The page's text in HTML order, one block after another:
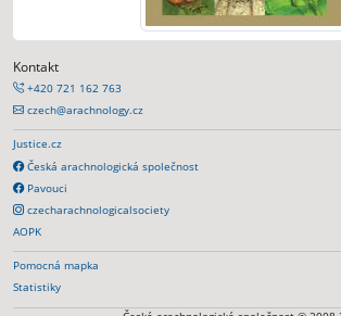
Kontakt
+420 721 162 763
czech@arachnology.cz
Justice.cz
Česká arachnologická společnost
Pavouci
czecharachnologicalsociety
AOPK
Pomocná mapka
Statistiky